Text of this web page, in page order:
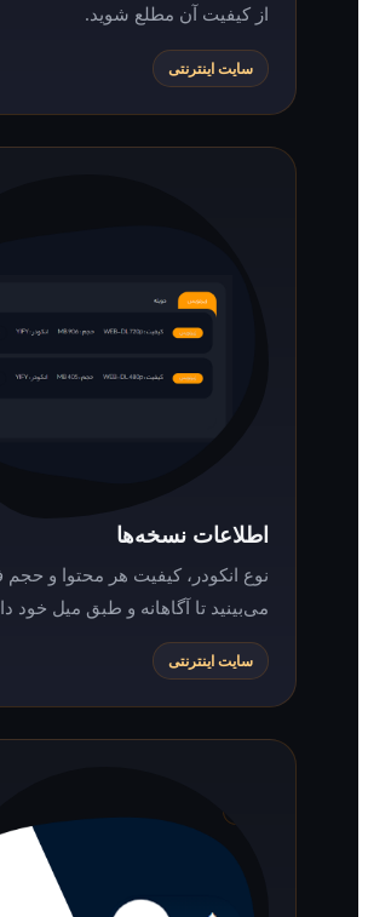
از کیفیت آن مطلع شوید.
سایت اینترنتی
اطلاعات نسخه‌ها
نوع انکودر، کیفیت هر محتوا و حجم فایل آن را
می‌بینید تا آگاهانه و طبق میل خود دانلود کنید.
سایت اینترنتی